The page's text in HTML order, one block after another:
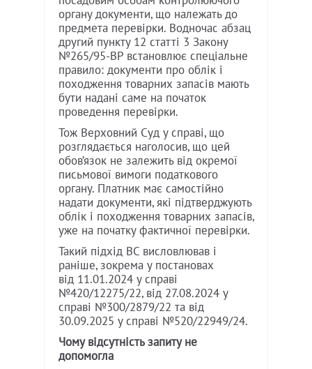
органу документи, що належать до
предмета перевірки. Водночас абзац
другий пункту 12 статті 3 Закону
№265/95-ВР встановлює спеціальне
правило: документи про облік і
походження товарних запасів мають
бути надані саме на початок
проведення перевірки.
Тож Верховний Суд у справі, що
розглядається наголосив, що цей
обов’язок не залежить від окремої
письмової вимоги податкового
органу. Платник має самостійно
надати документи, які підтверджують
облік і походження товарних запасів,
уже на початку фактичної перевірки.
Такий підхід ВС висловлював і
раніше, зокрема у постановах
від 11.01.2024 у справі
№420/12275/22, від 27.08.2024 у
справі №300/2879/22 та від
30.09.2025 у справі №520/22949/24.
Чому відсутність запиту не
допомогла